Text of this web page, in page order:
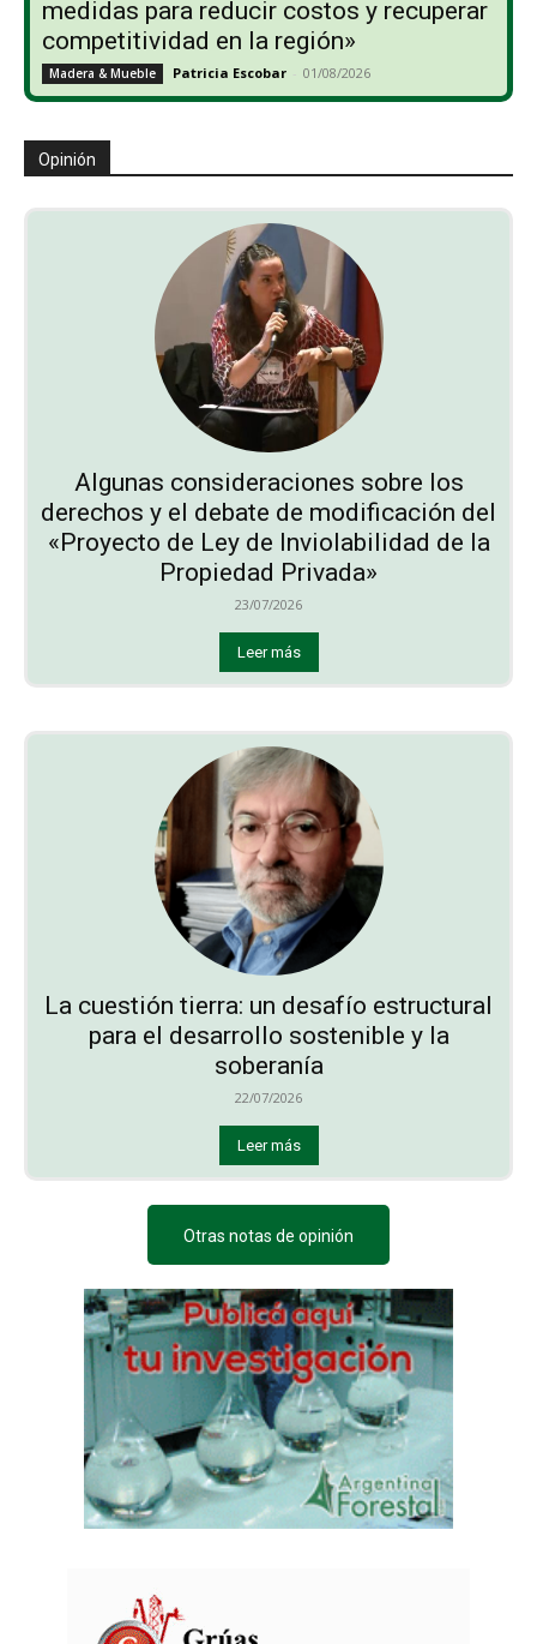
medidas para reducir costos y recuperar
competitividad en la región»
Madera & Mueble Patricia Escobar - 01/08/2026
Opinión
Algunas consideraciones sobre los
derechos y el debate de modificación del
«Proyecto de Ley de Inviolabilidad de la
Propiedad Privada»
23/07/2026
Leer más
La cuestión tierra: un desafío estructural
para el desarrollo sostenible y la
soberanía
22/07/2026
Leer más
Otras notas de opinión